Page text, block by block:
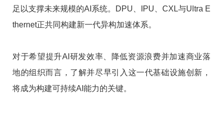
足以支撑未来规模的AI系统。DPU、IPU、CXL与Ultra E
thernet正共同构建新一代异构加速体系。
对于希望提升AI研发效率、降低资源浪费并加速商业落
地的组织而言，了解并尽早引入这一代基础设施创新，
将成为构建可持续AI能力的关键。